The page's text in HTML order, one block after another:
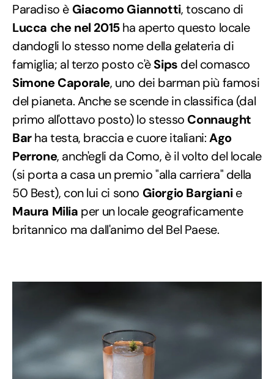
Paradiso è Giacomo Giannotti, toscano di
Lucca che nel 2015ha aperto questo locale
dandogli lo stesso nome della gelateria di
famiglia; al terzo posto c'èSips del comasco
Simone Caporale, uno dei barman più famosi
del pianeta. Anche se scende in classifica (dal
primo all'ottavo posto) lo stesso Connaught
Barha testa, braccia e cuore italiani:Ago
Perrone, anch'egli da Como, è il volto del locale
(si porta a casa un premio "alla carriera" della
50 Best), con lui ci sono Giorgio Bargianie
Maura Milia per un locale geograficamente
britannico ma dall'animo del Bel Paese.